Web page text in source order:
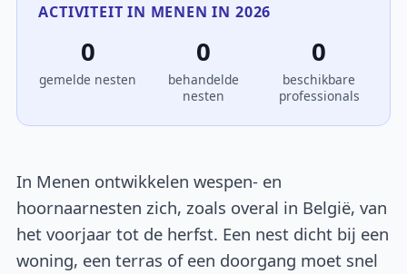
ACTIVITEIT IN MENEN IN 2026
0
gemelde nesten
0
behandelde
nesten
0
beschikbare
professionals
In Menen ontwikkelen wespen- en
hoornaarnesten zich, zoals overal in België, van
het voorjaar tot de herfst. Een nest dicht bij een
woning, een terras of een doorgang moet snel